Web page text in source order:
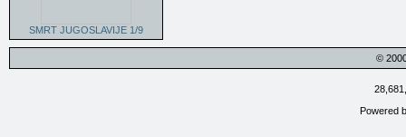
SMRT JUGOSLAVIJE 1/9
©
Powered